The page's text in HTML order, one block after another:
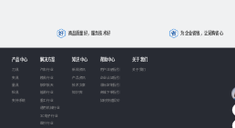
商品质量好，服务技术好 为企业省钱，让采购省心
产品中心
刀具
夹具
检具
夹持系统
解决方案
汽车行业
模具行业
航空航天
能源行业
重工行业
通用机械行业
3C电子行业
医疗行业
知识中心
新闻资讯
产品资讯
技术文章
知识库
帮助中心
用户注册指引
企业认证指引
非标定制指引
商城下单指引
如何快速报价
关于我们
关于我们